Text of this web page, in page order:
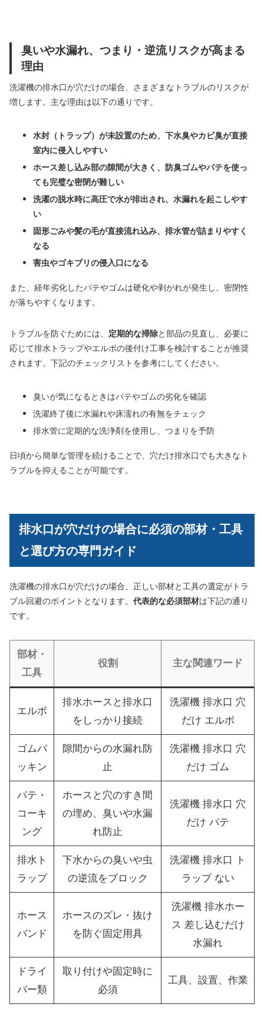
臭いや水漏れ、つまり・逆流リスクが高まる
理由
洗濯機の排水口が穴だけの場合、さまざまなトラブルのリスクが
増します。主な理由は以下の通りです。
水封（トラップ）が未設置のため、下水臭やカビ臭が直接
室内に侵入しやすい
ホース差し込み部の隙間が大きく、防臭ゴムやパテを使っ
ても完璧な密閉が難しい
洗濯の脱水時に高圧で水が排出され、水漏れを起こしやす
い
固形ごみや髪の毛が直接流れ込み、排水管が詰まりやすく
なる
害虫やゴキブリの侵入口になる
また、経年劣化したパテやゴムは硬化や剥がれが発生し、密閉性
が落ちやすくなります。
トラブルを防ぐためには、 定期的な掃除と部品の見直し、必要に
応じて排水トラップやエルボの後付け工事を検討することが推奨
されます。下記のチェックリストを参考にしてください。
臭いが気になるときはパテやゴムの劣化を確認
洗濯終了後に水漏れや床濡れの有無をチェック
排水管に定期的な洗浄剤を使用し、つまりを予防
日頃から簡単な管理を続けることで、穴だけ排水口でも大きなト
ラブルを抑えることが可能です。
排水口が穴だけの場合に必須の部材・工具
と選び方の専門ガイド
洗濯機の排水口が穴だけの場合、正しい部材と工具の選定がトラ
ブル回避のポイントとなります。 代表的な必須部材は下記の通り
です。
部材・
工具
役割 主な関連ワード
エルボ
排水ホースと排水口
をしっかり接続
洗濯機 排水口 穴
だけ エルボ
ゴムパ
ッキン
隙間からの水漏れ防
止
洗濯機 排水口 穴
だけ ゴム
パテ・
コーキ
ング
ホースと穴のすき間
の埋め、臭いや水漏
れ防止
洗濯機 排水口 穴
だけ パテ
排水ト
ラップ
下水からの臭いや虫
の逆流をブロック
洗濯機 排水口 ト
ラップ ない
ホース
バンド
ホースのズレ・抜け
を防ぐ固定用具
洗濯機 排水ホー
ス 差し込むだけ
水漏れ
ドライ
バー類
取り付けや固定時に
必須
工具、設置、作業